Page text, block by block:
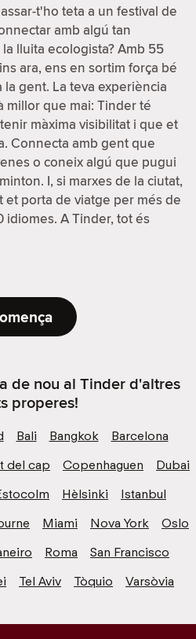
t'ho teta a un festival de
amb algú tan
lluita ecologista? Amb 55
ara, ens en sortim força bé
gent. La teva experiència
millor que mai: Tinder té
màxima visibilitat i que et
Connecta amb gent que
o coneix algú que pugui
I, si marxes de la ciutat,
et porta de viatge per més de
idiomes. A Tinder, tot és
de nou al Tinder d'altres
properes!
Bali Bangkok
Barcelona
del cap Copenhaguen
Dubai
Hèlsinki
Istanbul
Miami Nova York
Oslo
Roma
San Francisco
Tel Aviv Tòquio Varsòvia